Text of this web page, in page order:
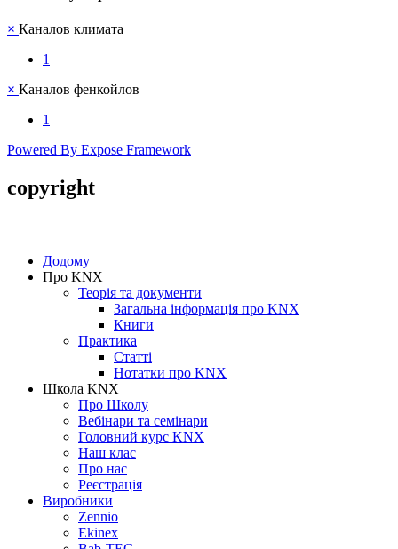
× Каналов климата
1
× Каналов фенкойлов
1
Powered By Expose Framework
copyright
Додому
Про KNX
Теорія та документи
Загальна інформація про KNX
Книги
Практика
Статті
Нотатки про KNХ
Школа KNX
Про Школу
Вебінари та семінари
Головний курс KNX
Наш клас
Про нас
Реєстрація
Виробники
Zennio
Ekinex